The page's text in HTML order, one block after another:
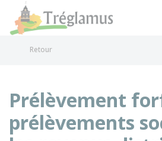
Retour
Prélèvement
prélèvements